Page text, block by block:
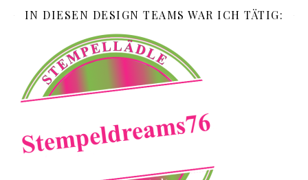
IN DIESEN DESIGN TEAMS WAR ICH TÄTIG: